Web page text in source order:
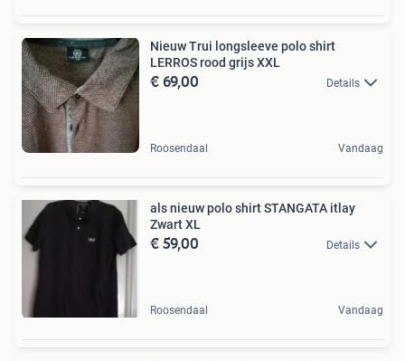
Nieuw Trui longsleeve polo shirt
LERROS rood grijs XXL
€ 69,00 Details
Roosendaal Vandaag
als nieuw polo shirt STANGATA itlay
Zwart XL
€ 59,00 Details
Roosendaal Vandaag